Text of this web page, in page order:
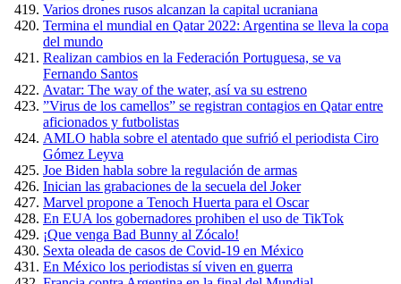
Varios drones rusos alcanzan la capital ucraniana
Termina el mundial en Qatar 2022: Argentina se lleva la copa
del mundo
Realizan cambios en la Federación Portuguesa, se va
Fernando Santos
Avatar: The way of the water, así va su estreno
”Virus de los camellos” se registran contagios en Qatar entre
aficionados y futbolistas
AMLO habla sobre el atentado que sufrió el periodista Ciro
Gómez Leyva
Joe Biden habla sobre la regulación de armas
Inician las grabaciones de la secuela del Joker
Marvel propone a Tenoch Huerta para el Oscar
En EUA los gobernadores prohiben el uso de TikTok
¡Que venga Bad Bunny al Zócalo!
Sexta oleada de casos de Covid-19 en México
En México los periodistas sí viven en guerra